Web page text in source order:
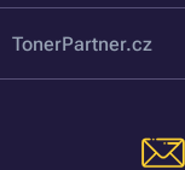
TonerPartner.cz